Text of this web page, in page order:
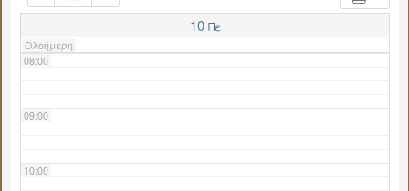
10 Πε
Ολοήμερη
07:00
08:00
09:00
10:00